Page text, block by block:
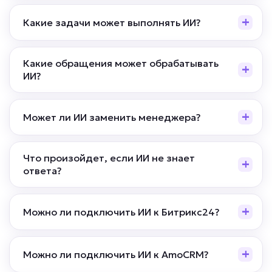
автоматически
• Ответ за секунды
Подробней
Срок реализации от 7 дней
ИИ для интернет-
магазина
Какие задачи может выполнять ИИ?
Какие обращения может обрабатывать
ИИ?
Может ли ИИ заменить менеджера?
Что произойдет, если ИИ не знает
ответа?
Можно ли подключить ИИ к Битрикс24?
Можно ли подключить ИИ к AmoCRM?